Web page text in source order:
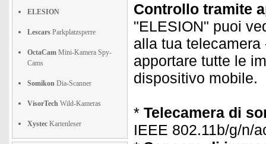
ELESION
Lescars Parkplatzsperre
OctaCam Mini-Kamera Spy-
Cams
Somikon Dia-Scanner
VisorTech Wild-Kameras
Xystec Kartenleser
Controllo tramite
"ELESION" puoi
alla tua
apportare tutte le
dispositivo mobile.
* Telecamera di
IEEE 802.11b/g/n/